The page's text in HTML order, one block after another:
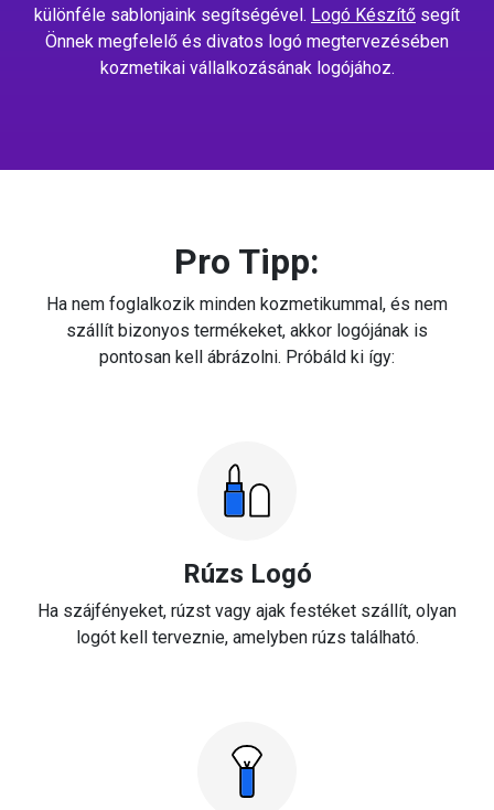
különféle sablonjaink segítségével. Logó Készítő segít
Önnek megfelelő és divatos logó megtervezésében
kozmetikai vállalkozásának logójához.
Pro Tipp:
Ha nem foglalkozik minden kozmetikummal, és nem
szállít bizonyos termékeket, akkor logójának is
pontosan kell ábrázolni. Próbáld ki így:
Rúzs Logó
Ha szájfényeket, rúzst vagy ajak festéket szállít, olyan
logót kell terveznie, amelyben rúzs található.